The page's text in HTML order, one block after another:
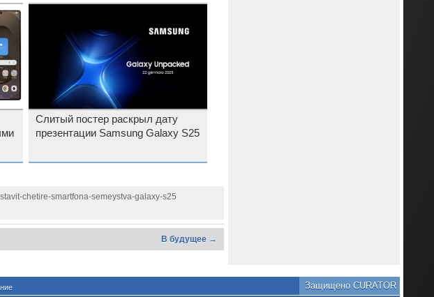
Слитый постер раскрыл дату
презентации Samsung Galaxy S25
chetire-smartfona-semeystva-galaxy-s25
В будущее →
Защищено CURATOR